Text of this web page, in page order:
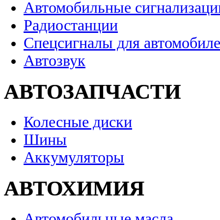
Автомобильные
Радиостанции
Спецсигналы для
Автозвук
АВТОЗАПЧАСТИ
Колесные диски
Шины
Аккумуляторы
АВТОХИМИЯ